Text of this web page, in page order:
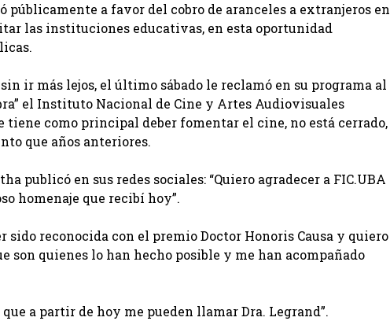
públicamente a favor del cobro de aranceles a extranjeros en
las instituciones educativas, en esta oportunidad
ir más lejos, el último sábado le reclamó en su programa al
el Instituto Nacional de Cine y Artes Audiovisuales
tiene como principal deber fomentar el cine, no está cerrado,
que años anteriores.
publicó en sus redes sociales: “Quiero agradecer a FIC.UBA
homenaje que recibí hoy”.
sido reconocida con el premio Doctor Honoris Causa y quiero
son quienes lo han hecho posible y me han acompañado
a partir de hoy me pueden llamar Dra. Legrand”.